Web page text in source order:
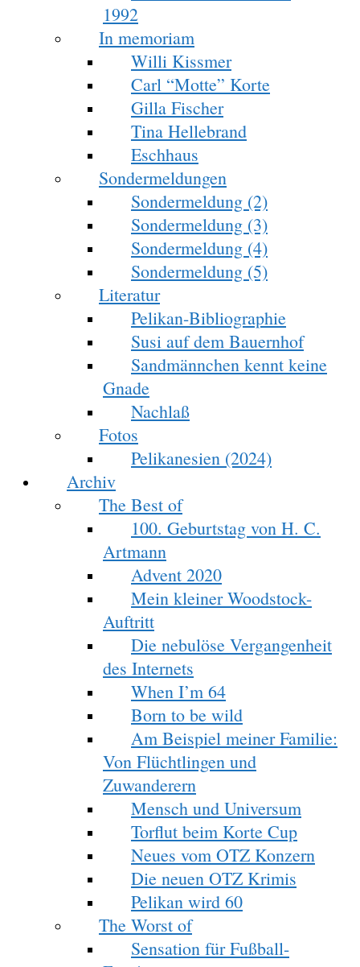
1992
In memoriam
Willi Kissmer
Carl “Motte” Korte
Gilla Fischer
Tina Hellebrand
Eschhaus
Sondermeldungen
Sondermeldung (2)
Sondermeldung (3)
Sondermeldung (4)
Sondermeldung (5)
Literatur
Pelikan-Bibliographie
Susi auf dem Bauernhof
Sandmännchen kennt keine
Gnade
Nachlaß
Fotos
Pelikanesien (2024)
Archiv
The Best of
100. Geburtstag von H. C.
Artmann
Advent 2020
Mein kleiner Woodstock-
Auftritt
Die nebulöse Vergangenheit
des Internets
When I’m 64
Born to be wild
Am Beispiel meiner Familie:
Von Flüchtlingen und
Zuwanderern
Mensch und Universum
Torflut beim Korte Cup
Neues vom OTZ Konzern
Die neuen OTZ Krimis
Pelikan wird 60
The Worst of
Sensation für Fußball-